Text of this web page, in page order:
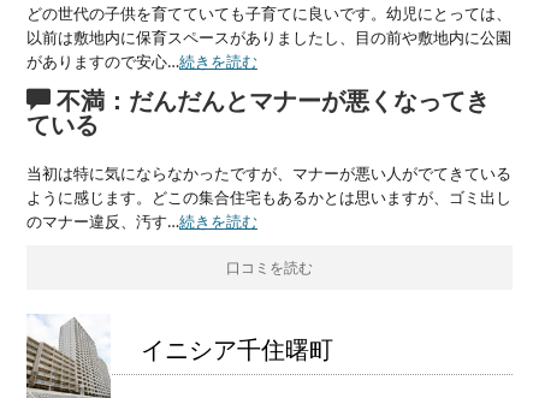
どの世代の子供を育てていても子育てに良いです。幼児にとっては、
以前は敷地内に保育スペースがありましたし、目の前や敷地内に公園
がありますので安心…続きを読む
不満：だんだんとマナーが悪くなってき
ている
当初は特に気にならなかったですが、マナーが悪い人がでてきている
ように感じます。どこの集合住宅もあるかとは思いますが、ゴミ出し
のマナー違反、汚す…続きを読む
口コミを読む
イニシア千住曙町